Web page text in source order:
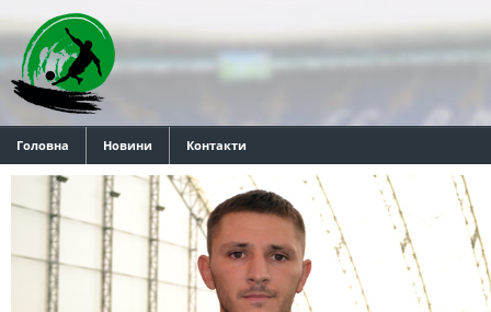
Головна Новини Контакти